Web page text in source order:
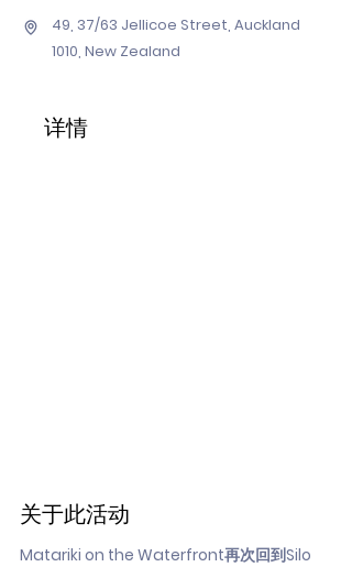
49, 37/63 Jellicoe Street, Auckland
1010, New Zealand
详情
关于此活动
Matariki on the Waterfront再次回到Silo